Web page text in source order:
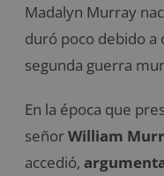
Madalyn Murray
duró poco debido a
segunda guerra
En la época que
señorWilliam
accedió,